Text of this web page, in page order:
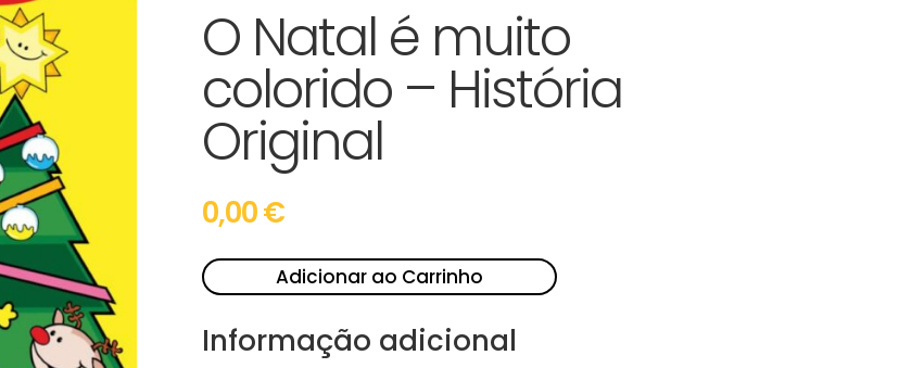
O Natal é muito
colorido – História
Original
0,00€
Adicionar ao Carrinho
Informação adicional